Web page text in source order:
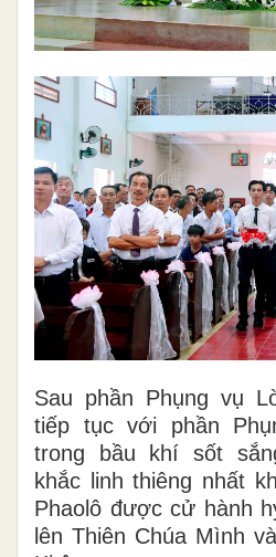
Sau phần Phụng vụ
tiếp tục với phần
trong bầu khí sốt
khắc linh thiêng nhất
Phaolô được cử hành
lên Thiên Chúa Mình